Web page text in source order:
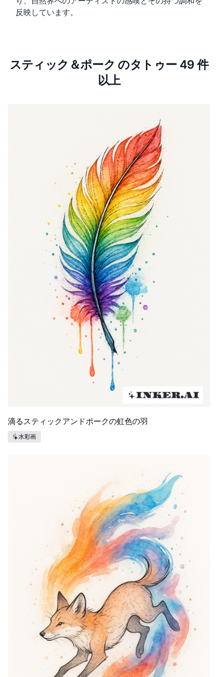
反映しています。
スティック＆ポーク のタトゥー 49 件
以上
滴るスティックアンドポークの虹色の羽
水彩画